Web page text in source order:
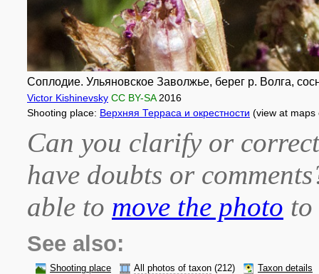
Соплодие. Ульяновское Заволжье, берег р. Волга,
Victor Kishinevsky CC BY-SA 2016
Shooting place: Верхняя Терраса и окрестности (view at
Can you clarify or
have doubts or
able to move the photo
See also:
Shooting place All photos of taxon (212) Taxon details